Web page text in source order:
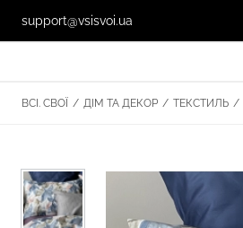
support@vsisvoi.ua
ВСІ. СВОЇ / ДІМ ТА ДЕКОР / ТЕКСТИЛЬ /